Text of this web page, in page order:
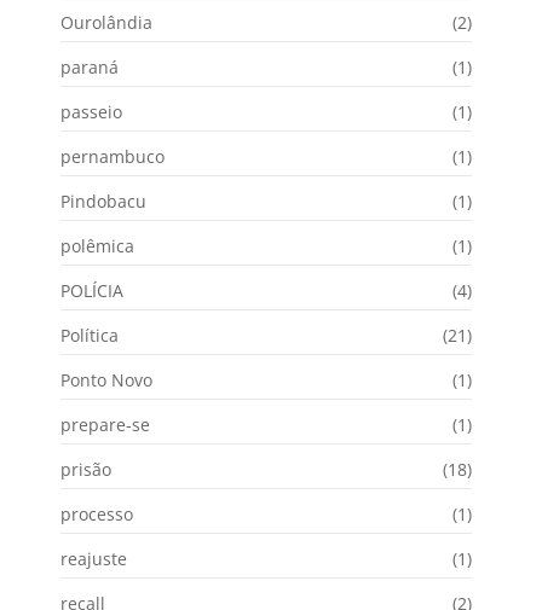
Ourolândia
(2)
paraná
(1)
passeio
(1)
pernambuco
(1)
Pindobacu
(1)
polêmica
(1)
POLÍCIA
(4)
Política
(21)
Ponto Novo
(1)
prepare-se
(1)
prisão
(18)
processo
(1)
reajuste
(1)
recall
(2)